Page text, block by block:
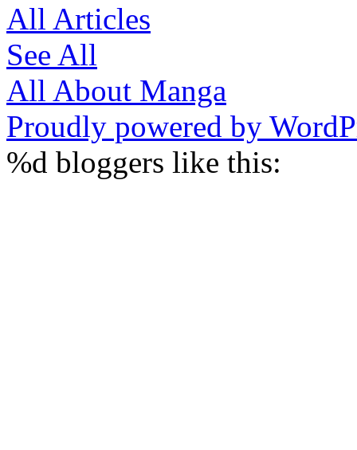
All Articles
See All
All About Manga
Proudly powered by
%d bloggers like this: